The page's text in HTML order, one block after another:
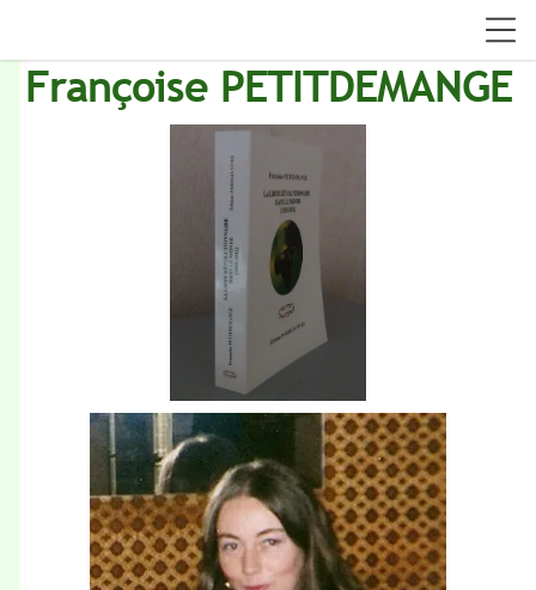
Françoise PETITDEMANGE